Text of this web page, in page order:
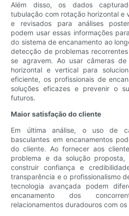
Além disso, os dados
tubulação com rotação horizontal e
e revisados ​​para análises
podem usar essas informações
do sistema de encanamento ao
detecção de problemas
se agravem. Ao usar câmeras
horizontal e vertical para
eficiente, os profissionais de
soluções eficazes e prevenir o
futuros.
Maior satisfação do cliente
Em última análise, o uso de
basculantes em encanamentos
do cliente. Ao fornecer aos
problema e da solução proposta,
construir confiança e
transparência e o profissionalismo
tecnologia avançada podem
encanamento dos
relacionamentos duradouros com os